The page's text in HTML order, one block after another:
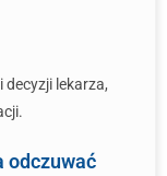
lekarza,
odczuwać